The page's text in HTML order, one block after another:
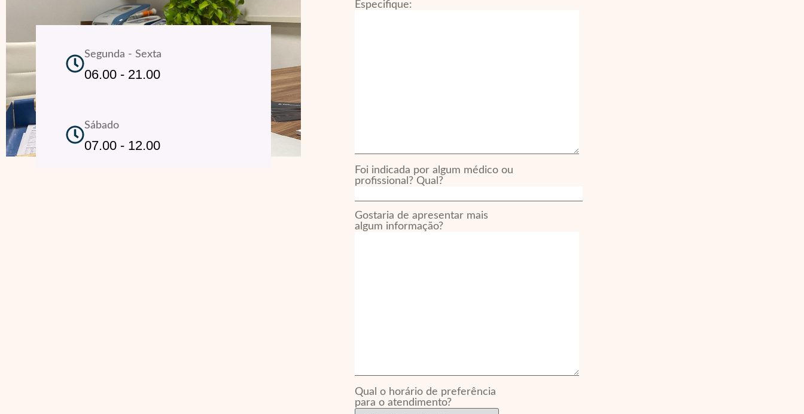
Segunda - Sexta
06.00 - 21.00
Sábado
07.00 - 12.00
Especifique:
Foi indicada por algum médico ou
profissional? Qual?
Gostaria de apresentar mais
algum informação?
Qual o horário de preferência
para o atendimento?